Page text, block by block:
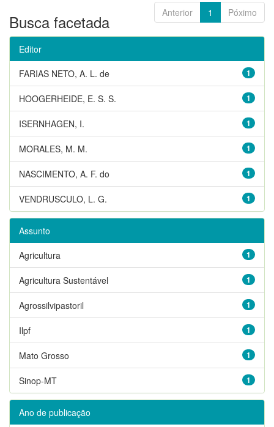
Anterior 1 Póximo
Busca facetada
Editor
1
FARIAS NETO, A. L. de
1
HOOGERHEIDE, E. S. S.
1
ISERNHAGEN, I.
1
MORALES, M. M.
1
NASCIMENTO, A. F. do
1
VENDRUSCULO, L. G.
Assunto
1
Agricultura
1
Agricultura Sustentável
1
Agrossilvipastoril
1
Ilpf
1
Mato Grosso
1
Sinop-MT
Ano de publicação